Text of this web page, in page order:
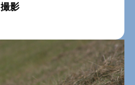
影